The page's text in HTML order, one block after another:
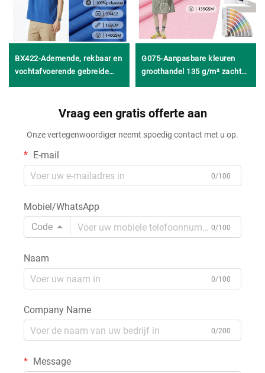
BX422-Ademende, rekbaar en
vochtafvoerende gebreide
sportsets en vesten
G075-Aanpasbare kleuren
groothandel 135 g/m² zachte,
meshbreistof met stretch
Vraag een gratis offerte aan
Onze vertegenwoordiger neemt spoedig contact met u op.
E-mail
0/100
Mobiel/WhatsApp
Code
0/100
Naam
0/100
Company Name
0/200
Message